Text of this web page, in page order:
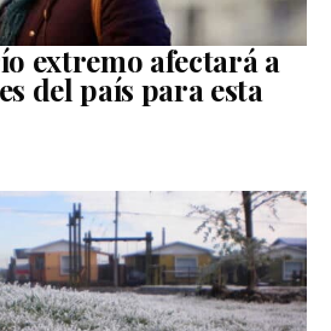
extremo afectará a
del país para esta